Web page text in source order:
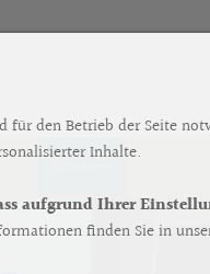
für den Betrieb der Seite
Inhalte.
aufgrund Ihrer
finden Sie in